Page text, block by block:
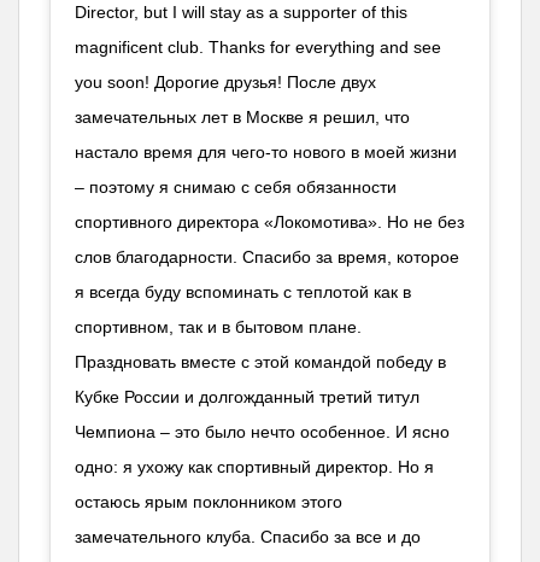
Director, but I will stay as a supporter of this
magnificent club. Thanks for everything and see
you soon! Дорогие друзья! После двух
замечательных лет в Москве я решил, что
настало время для чего-то нового в моей жизни
– поэтому я снимаю с себя обязанности
спортивного директора «Локомотива». Но не без
слов благодарности. Спасибо за время, которое
я всегда буду вспоминать с теплотой как в
спортивном, так и в бытовом плане.
Праздновать вместе с этой командой победу в
Кубке России и долгожданный третий титул
Чемпиона – это было нечто особенное. И ясно
одно: я ухожу как спортивный директор. Но я
остаюсь ярым поклонником этого
замечательного клуба. Спасибо за все и до